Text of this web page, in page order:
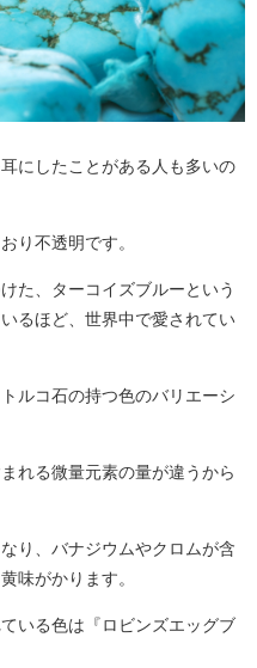
にしたことがある人も多いの
り不透明です。
た、ターコイズブルーという
るほど、世界中で愛されてい
ルコ石の持つ色のバリエーシ
れる微量元素の量が違うから
り、バナジウムやクロムが含
味がかります。
いる色は『ロビンズエッグブ